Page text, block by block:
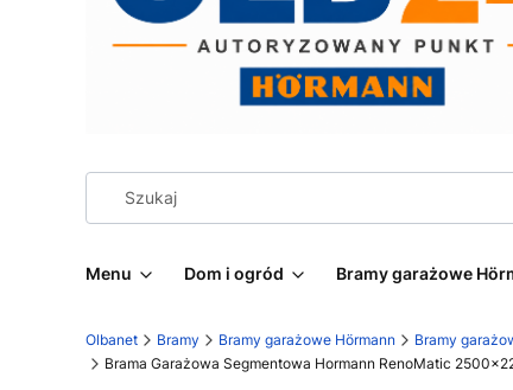
Menu Dom i ogród Bramy garażowe
Olbanet Bramy Bramy garażowe Hörmann
Bramy
Brama Garażowa Segmentowa Hormann RenoMatic